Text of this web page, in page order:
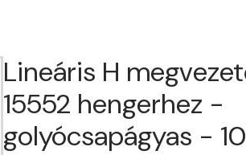
Lineáris H
15552 hengerhez -
golyócsapágyas -